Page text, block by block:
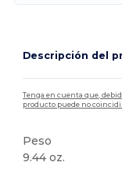
Descripción del
Tenga en cuenta que,
producto puede no
Peso
9.44 oz.